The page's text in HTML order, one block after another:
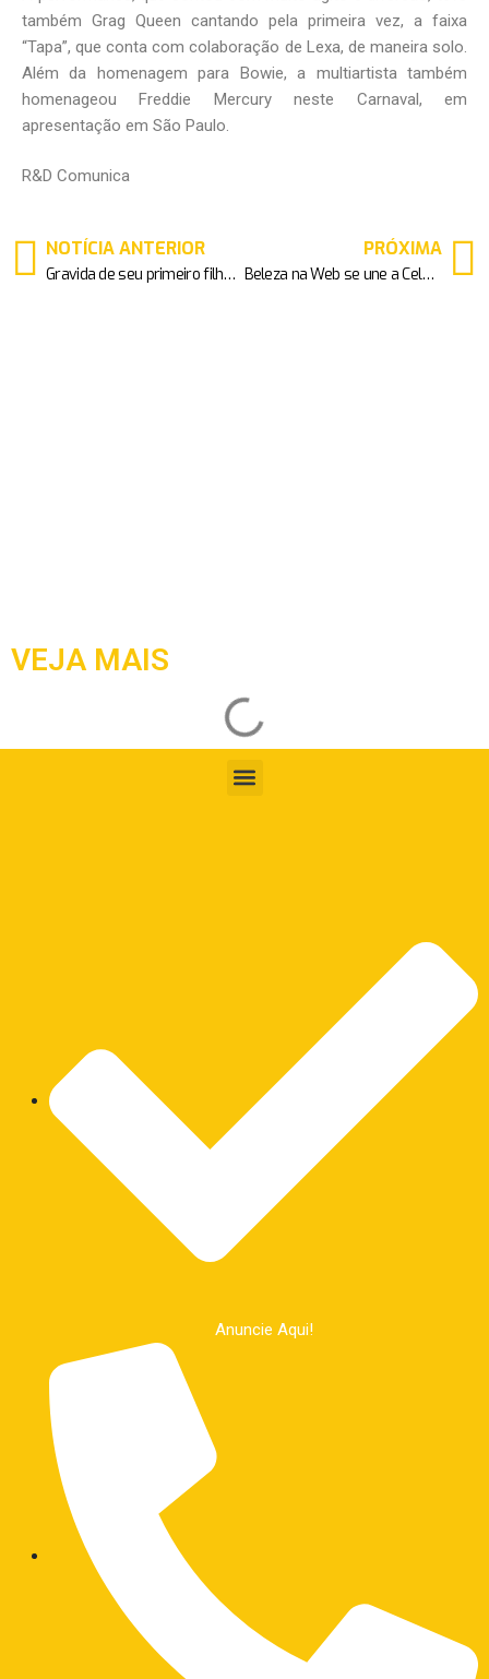
também Grag Queen cantando pela primeira vez, a faixa
“Tapa”, que conta com colaboração de Lexa, de maneira solo.
Além da homenagem para Bowie, a multiartista também
homenageou Freddie Mercury neste Carnaval, em
apresentação em São Paulo.
R&D Comunica
NOTÍCIA ANTERIOR
Gravida de seu primeiro filho, Carol Sampaio participa do show de Gloria Groove ao som de “Da Braba”, no Rio de Janeiro
PRÓXIMA
Beleza na Web se une a Celso Kamura, um dos maiores experts do país, e promovem transformação da Sophia Abrahão para a noite de festa na Sapucaí
VEJA MAIS
Anuncie Aqui!